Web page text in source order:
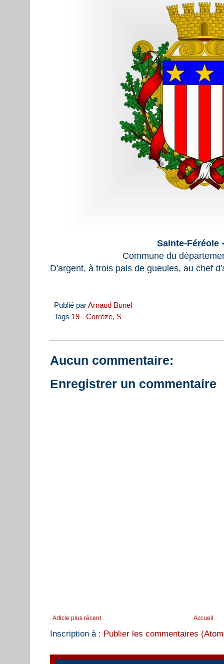
Sainte-Féréole
Commune du
D'argent, à trois pals de gueules, au chef
Publié parArnaud Bunel
Tags 19 - Corrèze, S
Aucun commentaire:
Enregistrer un commentaire
Article plus récent Accueil
Inscription à : Publier les commentaires